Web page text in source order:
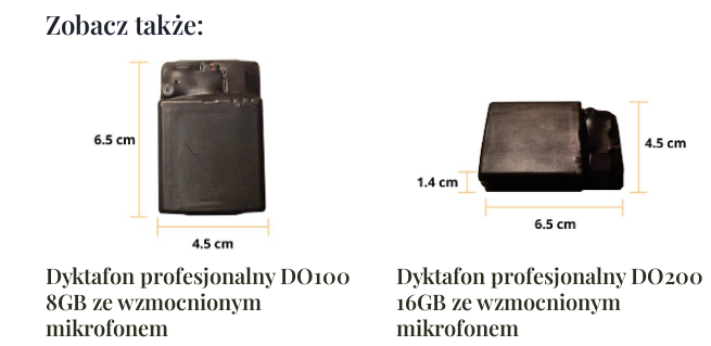
Zobacz także:
Dyktafon profesjonalny DO100
8GB ze wzmocnionym
mikrofonem
Dyktafon profesjonalny DO200
16GB ze wzmocnionym
mikrofonem